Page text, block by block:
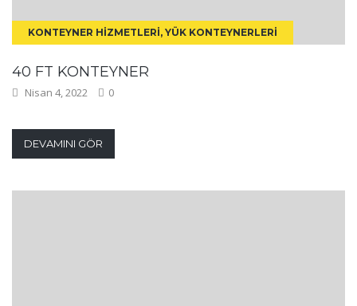
KONTEYNER HIZMETLERI, YÜK KONTEYNERLERI
40 FT KONTEYNER
Nisan 4, 2022 0
DEVAMINI GÖR